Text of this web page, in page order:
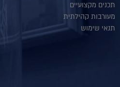
תכנים מקצועיים
מעורבות קהילתית
תנאי שימוש